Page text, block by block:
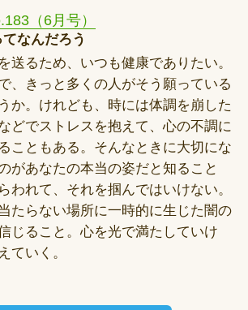
（6月号）
なんだろう
送るため、いつも健康でありたい。
、きっと多くの人がそう願っている
か。けれども、時には体調を崩した
どでストレスを抱えて、心の不調に
こともある。そんなときに大切にな
があなたの本当の姿だと知ること
われて、それを掴んではいけない。
たらない場所に一時的に生じた闇の
じること。心を光で満たしていけ
ていく。